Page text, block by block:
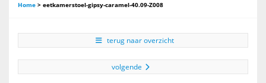
Home > eetkamerstoel-gipsy-caramel-40.09-Z008
terug naar overzicht
volgende